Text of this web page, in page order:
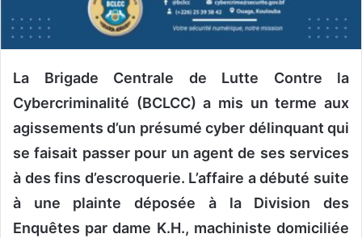
La Brigade Centrale de Lutte Contre la
Cybercriminalité (BCLCC) a mis un terme aux
agissements d’un présumé cyber délinquant qui
se faisait passer pour un agent de ses services
à des fins d’escroquerie. L’affaire a débuté suite
à une plainte déposée à la Division des
Enquêtes par dame K.H., machiniste domiciliée